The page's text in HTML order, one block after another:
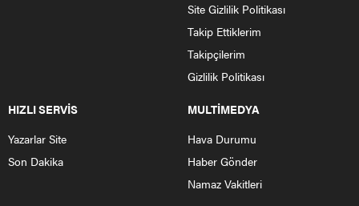
Site Gizlilik Politikası
Takip Ettiklerim
Takipçilerim
Gizlilik Politikası
HIZLI SERVİS
Yazarlar Site
Son Dakika
MULTİMEDYA
Hava Durumu
Haber Gönder
Namaz Vakitleri